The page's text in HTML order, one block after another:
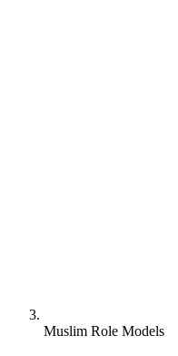
Muslim Role Models